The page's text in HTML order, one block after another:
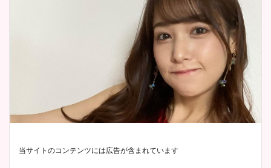
当サイトのコンテンツには広告が含まれています